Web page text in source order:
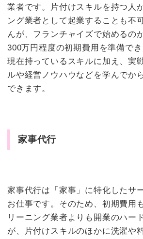
業者です。片付けスキルを持つ人
ング業者として起業することも不
んが、フランチャイズで始めるの
300万円程度の初期費用を準備でき
現在持っているスキルに加え、実
ルや経営ノウハウなどを学んでか
できます。
家事代行
家事代行は「家事」に特化したサ
お仕事です。そのため、初期費用
リーニング業者よりも開業のハー
が、片付けスキルのほかに洗濯や